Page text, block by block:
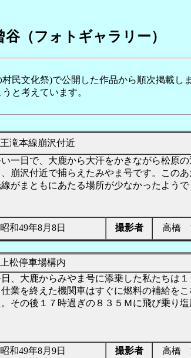
（フォトギャラリー）
文化祭)で公開した作品から順次掲載し
と考えています。
滝本線崩沢付近
一日で、大鹿から大汗をかきながら松原の
崩沢付近で捕らえたみやま号です。この
がまともにあたる場所が少なかったようで
和49年8月8日 撮影者 高橋
松停車場構内
、大鹿からみやま号に添乗した私たちは１
業を終えた機関車はすぐに燃料の補給を
その後１７時過ぎの８３５Ｍに飛び乗り
和49年8月9日 撮影者 高橋